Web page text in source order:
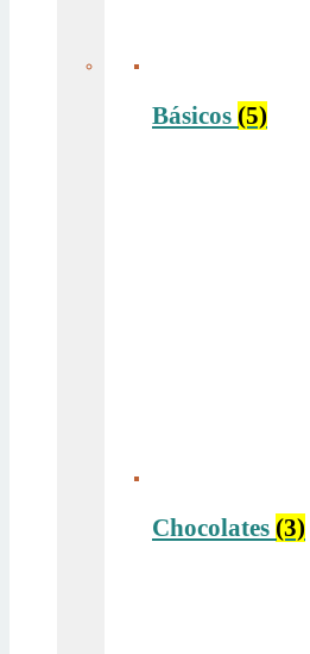
Básicos (5)
Chocolates (3)